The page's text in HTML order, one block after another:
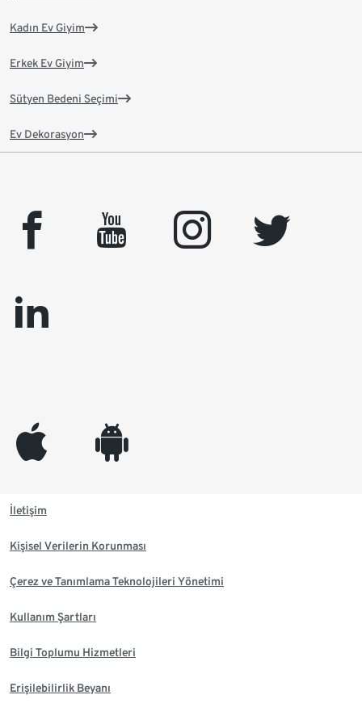
Kadın Ev Giyim
Erkek Ev Giyim
Sütyen Bedeni Seçimi
Ev Dekorasyon
facebook youtube instagram
twitter
linkedin
appleinc android
İletişim
Kişisel Verilerin Korunması
Çerez ve Tanımlama Teknolojileri Yönetimi
Kullanım Şartları
Bilgi Toplumu Hizmetleri
Erişilebilirlik Beyanı